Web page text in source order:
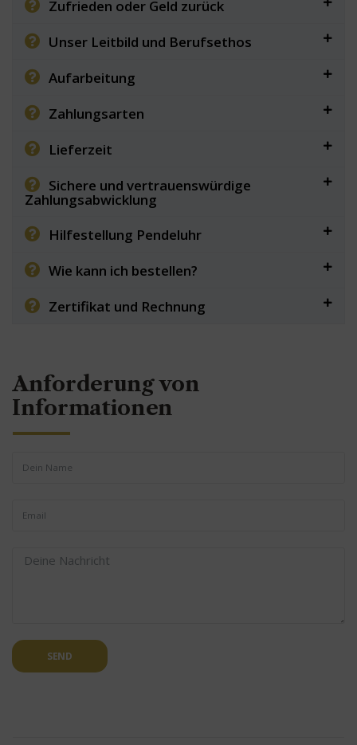
Zufrieden oder Geld zurück
Unser Leitbild und Berufsethos
Aufarbeitung
Zahlungsarten
Lieferzeit
Sichere und vertrauenswürdige
Zahlungsabwicklung
Hilfestellung Pendeluhr
Wie kann ich bestellen?
Zertifikat und Rechnung
Anforderung von
Informationen
SEND